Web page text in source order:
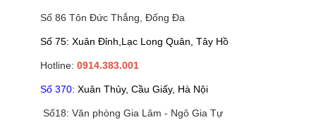
Số 86 Tôn Đức Thắng, Đống Đa
Số 75: Xuân Đỉnh,Lạc Long Quân, Tây Hồ
Hotline: 0914.383.001
Số 370: Xuân Thủy, Cầu Giấy, Hà Nội
Số18: Văn phòng Gia Lâm - Ngô Gia Tự